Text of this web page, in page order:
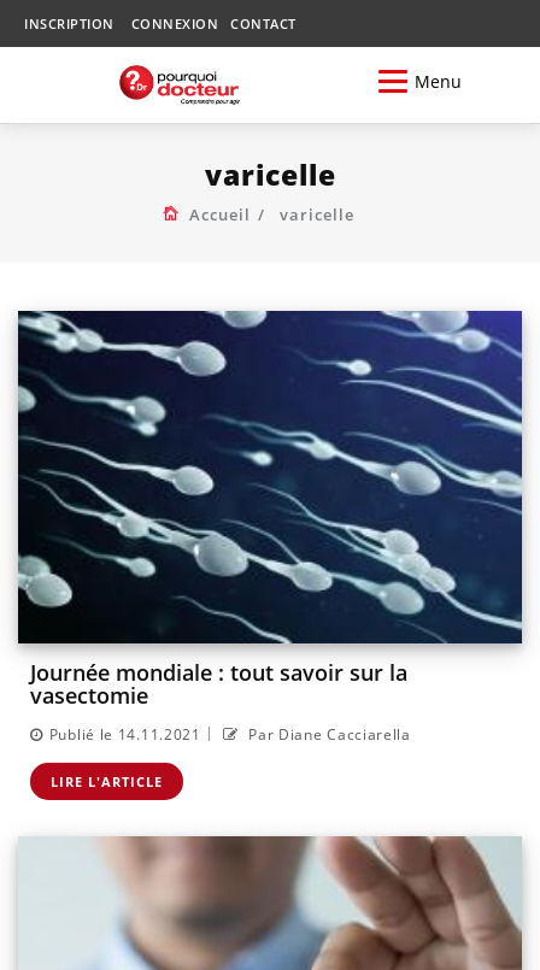
INSCRIPTION CONNEXION CONTACT
Menu
varicelle
Accueil varicelle
Journée mondiale : tout savoir sur la
vasectomie
Publié le 14.11.2021 | Par Diane Cacciarella
LIRE L'ARTICLE